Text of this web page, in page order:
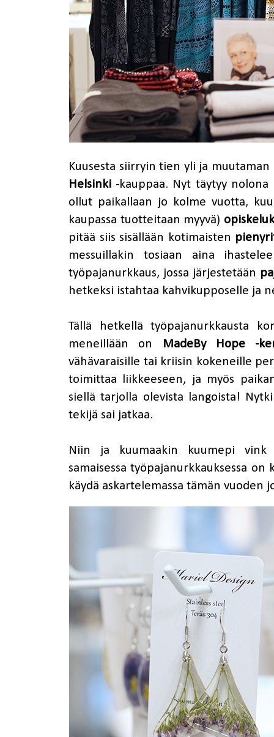
Kuusesta siirryin tien yli ja
Helsinki -kauppaa. Nyt täytyy
ollut paikallaan jo kolme vuotta,
kaupassa tuotteitaan myyvä)
pitää siis sisällään kotimaisten
messuillakin tosiaan aina
työpajanurkkaus, jossa järjestetään
hetkeksi istahtaa kahvikupposelle ja
Tällä hetkellä työpajanurkkausta
meneillään on
MadeBy Hope -
vähävaraisille tai kriisin kokeneille
toimittaa liikkeeseen, ja myös
siellä tarjolla olevista langoista!
tekijä sai jatkaa.
Niin ja kuumaakin kuumepi vink
samaisessa työpajanurkkauksessa
käydä askartelemassa tämän